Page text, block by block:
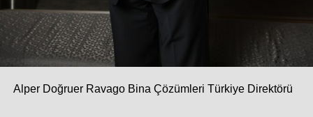
Alper Doğruer Ravago Bina Çözümleri Türkiye Direktörü